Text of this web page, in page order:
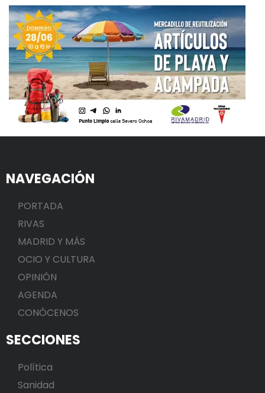
NAVEGACIÓN
PORTADA
RIVAS
MADRID Y MÁS
OCIO Y CULTURA
OPINIÓN
AGENDA
CONÓCENOS
SECCIONES
Política
Sanidad